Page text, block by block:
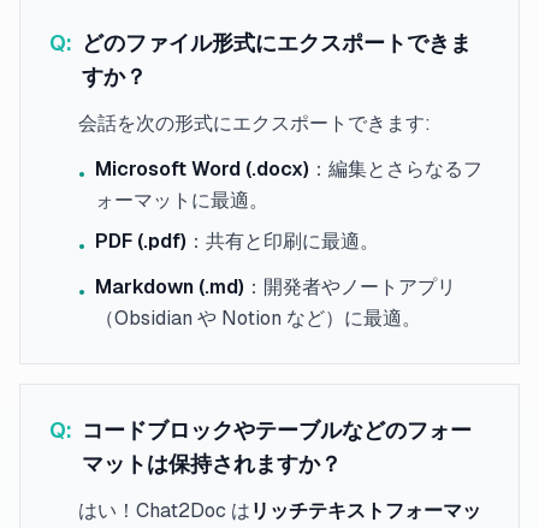
Q: どのファイル形式にエクスポートできま
すか？
会話を次の形式にエクスポートできます:
• Microsoft Word (.docx) ：編集とさらなるフ
ォーマットに最適。
• PDF (.pdf) ：共有と印刷に最適。
• Markdown (.md) ：開発者やノートアプリ
（Obsidian や Notion など）に最適。
Q: コードブロックやテーブルなどのフォー
マットは保持されますか？
はい！Chat2Doc はリッチテキストフォーマッ